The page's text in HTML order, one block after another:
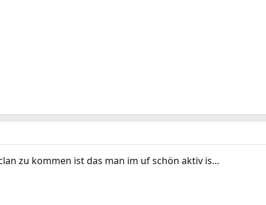
zu kommen ist das man im uf schön aktiv is...